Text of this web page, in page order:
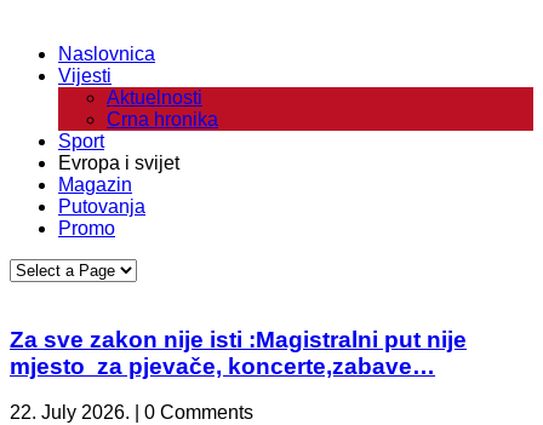
Naslovnica
Vijesti
Aktuelnosti
Crna hronika
Sport
Evropa i svijet
Magazin
Putovanja
Promo
Za sve zakon nije isti :Magistralni put nije
mjesto za pjevače, koncerte,zabave…
22. July 2026. | 0 Comments